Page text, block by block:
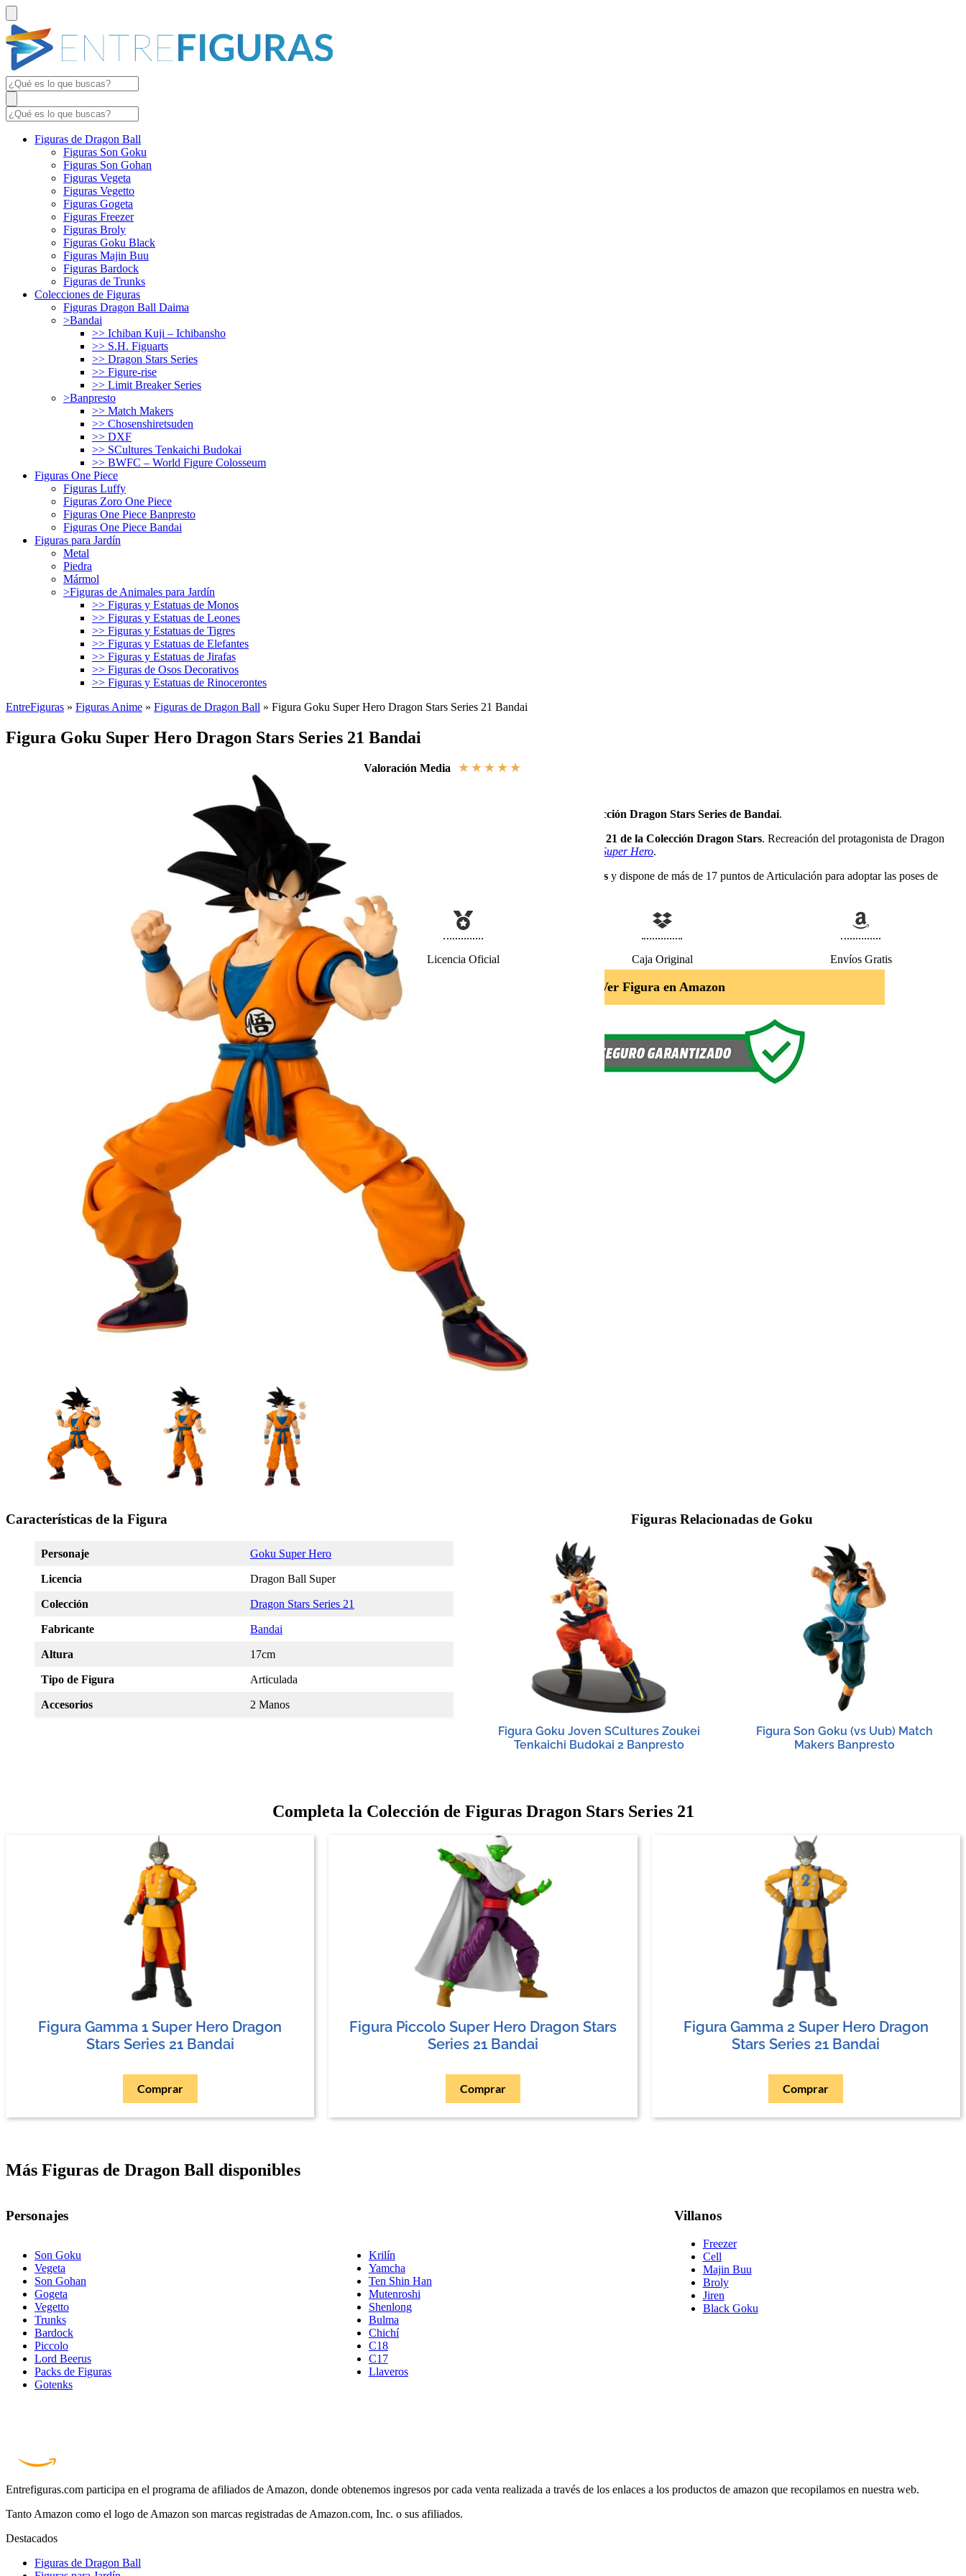
Figuras de Dragon Ball
Figuras Son Goku
Figuras Son Gohan
Figuras Vegeta
Figuras Vegetto
Figuras Gogeta
Figuras Freezer
Figuras Broly
Figuras Goku Black
Figuras Majin Buu
Figuras Bardock
Figuras de Trunks
Colecciones de Figuras
Figuras Dragon Ball Daima
>Bandai
>> Ichiban Kuji – Ichibansho
>> S.H. Figuarts
>> Dragon Stars Series
>> Figure-rise
>> Limit Breaker Series
>Banpresto
>> Match Makers
>> Chosenshiretsuden
>> DXF
>> SCultures Tenkaichi Budokai
>> BWFC – World Figure Colosseum
Figuras One Piece
Figuras Luffy
Figuras Zoro One Piece
Figuras One Piece Banpresto
Figuras One Piece Bandai
Figuras para Jardín
Metal
Piedra
Mármol
>Figuras de Animales para Jardín
>> Figuras y Estatuas de Monos
>> Figuras y Estatuas de Leones
>> Figuras y Estatuas de Tigres
>> Figuras y Estatuas de Elefantes
>> Figuras y Estatuas de Jirafas
>> Figuras de Osos Decorativos
>> Figuras y Estatuas de Rinocerontes
EntreFiguras » Figuras Anime » Figuras de Dragon Ball » Figura Goku Super Hero Dragon Stars Series 21 Bandai
Figura Goku Super Hero Dragon Stars Series 21 Bandai
Valoración Media ★ ★ ★ ★ ★
Colección Dragon Stars Series de Bandai.
Serie 21 de la Colección Dragon Stars. Recreación del protagonista de Dragon
Película de Dragon Ball Super: Super Hero.
incluyen 2 manos intercambiables y dispone de más de 17 puntos de Articulación para adoptar las poses de
Licencia Oficial Caja Original Envíos Gratis
Ver Figura en Amazon
Características de la Figura
Personaje Goku Super Hero
Licencia Dragon Ball Super
Colección Dragon Stars Series 21
Fabricante Bandai
Altura 17cm
Tipo de Figura Articulada
Accesorios 2 Manos
Figuras Relacionadas de Goku
Figura Goku Joven SCultures Zoukei
Tenkaichi Budokai 2 Banpresto
Figura Son Goku (vs Uub) Match
Makers Banpresto
Completa la Colección de Figuras Dragon Stars Series 21
Figura Gamma 1 Super Hero Dragon
Stars Series 21 Bandai
Comprar
Figura Piccolo Super Hero Dragon Stars
Series 21 Bandai
Comprar
Figura Gamma 2 Super Hero Dragon
Stars Series 21 Bandai
Comprar
Más Figuras de Dragon Ball disponibles
Personajes
Son Goku
Vegeta
Son Gohan
Gogeta
Vegetto
Trunks
Bardock
Piccolo
Lord Beerus
Packs de Figuras
Gotenks
Krilín
Yamcha
Ten Shin Han
Mutenroshi
Shenlong
Bulma
Chichí
C18
C17
Llaveros
Villanos
Freezer
Cell
Majin Buu
Broly
Jiren
Black Goku
Entrefiguras.com participa en el programa de afiliados de Amazon, donde obtenemos ingresos por cada venta realizada a través de los enlaces a los productos de amazon que recopilamos en nuestra web.
Tanto Amazon como el logo de Amazon son marcas registradas de Amazon.com, Inc. o sus afiliados.
Destacados
Figuras de Dragon Ball